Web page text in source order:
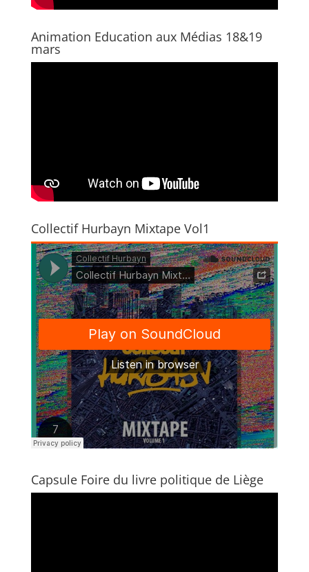
Animation Education aux Médias 18&19
mars
Collectif Hurbayn Mixtape Vol1
Capsule Foire du livre politique de Liège